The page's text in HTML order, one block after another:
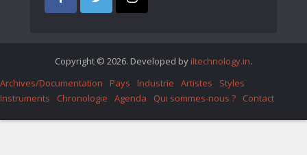
Copyright © 2026. Developed by iItechnology.in.
Archives/Documentation
Pays Industrie Artistes
Styles
Instruments
Chronologie Agenda Qui sommes-nous ? Contact